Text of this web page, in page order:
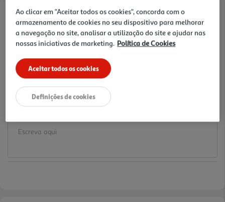
Faça a sua avaliação
Ref. / EAN:6384073
5 €/un
9,99 €
Ao clicar em "Aceitar todos os cookies", concorda com o
armazenamento de cookies no seu dispositivo para melhorar
a navegação no site, analisar a utilização do site e ajudar nas
nossas iniciativas de marketing. Política de Cookies
Aceitar todos os cookies
Definições de cookies